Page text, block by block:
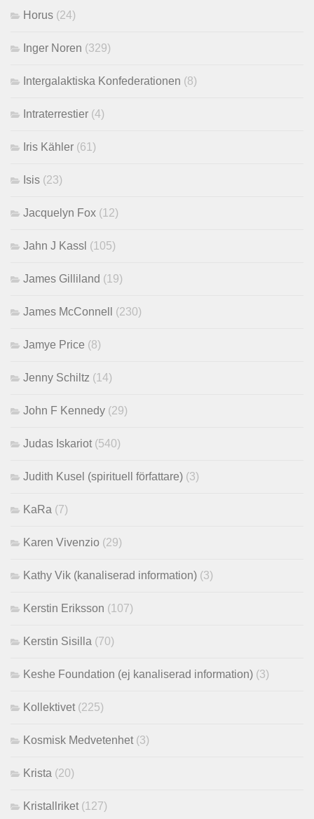
Horus (24)
Inger Noren (329)
Intergalaktiska Konfederationen (8)
Intraterrestier (4)
Iris Kähler (61)
Isis (23)
Jacquelyn Fox (12)
Jahn J Kassl (105)
James Gilliland (19)
James McConnell (230)
Jamye Price (8)
Jenny Schiltz (14)
John F Kennedy (29)
Judas Iskariot (540)
Judith Kusel (spirituell författare) (3)
KaRa (7)
Karen Vivenzio (29)
Kathy Vik (kanaliserad information) (3)
Kerstin Eriksson (107)
Kerstin Sisilla (70)
Keshe Foundation (ej kanaliserad information) (3)
Kollektivet (225)
Kosmisk Medvetenhet (3)
Krista (20)
Kristallriket (127)